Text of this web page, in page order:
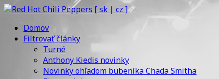
Domov
Filtrovať články
Turné
Anthony Kiedis novinky
Novinky ohľadom bubeníka Chada Smitha